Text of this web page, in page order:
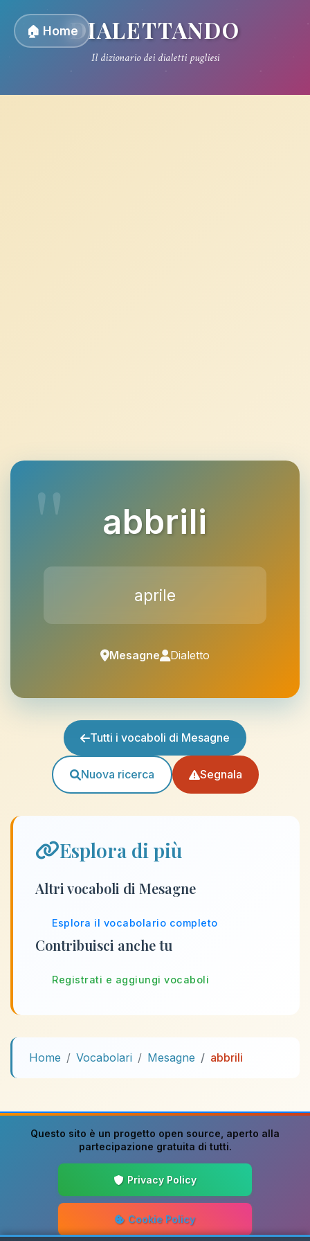
🏠 HomeDIALETTANDO
Il dizionario dei dialetti pugliesi
abbrili
aprile
Mesagne Dialetto
Tutti i vocaboli di Mesagne
Nuova ricerca Segnala
Esplora di più
Altri vocaboli di Mesagne
Esplora il vocabolario completo
Contribuisci anche tu
Registrati e aggiungi vocaboli
Home Vocabolari Mesagne abbrili
Questo sito è un progetto open source , aperto alla
partecipazione gratuita di tutti.
Privacy Policy
Cookie Policy